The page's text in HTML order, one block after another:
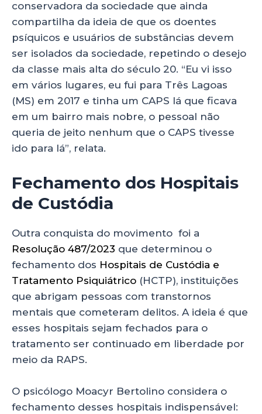
conservadora da sociedade que ainda
compartilha da ideia de que os doentes
psíquicos e usuários de substâncias devem
ser isolados da sociedade, repetindo o desejo
da classe mais alta do século 20. “Eu vi isso
em vários lugares, eu fui para Três Lagoas
(MS) em 2017 e tinha um CAPS lá que ficava
em um bairro mais nobre, o pessoal não
queria de jeito nenhum que o CAPS tivesse
ido para lá”, relata.
Fechamento dos Hospitais
de Custódia
Outra conquista do movimento foi a
Resolução 487/2023 que determinou o
fechamento dos Hospitais de Custódia e
Tratamento Psiquiátrico (HCTP), instituições
que abrigam pessoas com transtornos
mentais que cometeram delitos. A ideia é que
esses hospitais sejam fechados para o
tratamento ser continuado em liberdade por
meio da RAPS.
O psicólogo Moacyr Bertolino considera o
fechamento desses hospitais indispensável: